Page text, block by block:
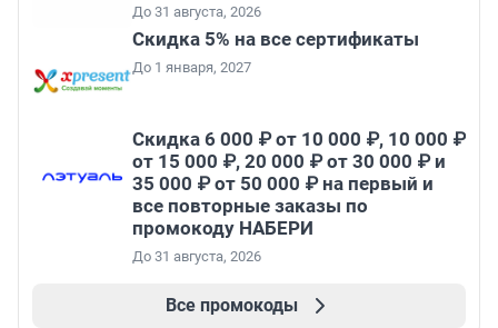
До 31 августа, 2026
Скидка 5% на все сертификаты
До 1 января, 2027
Скидка 6 000 ₽ от 10 000 ₽, 10 000 ₽
от 15 000 ₽, 20 000 ₽ от 30 000 ₽ и
35 000 ₽ от 50 000 ₽ на первый и
все повторные заказы по
промокоду НАБЕРИ
До 31 августа, 2026
Все промокоды